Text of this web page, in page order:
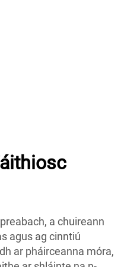
a chuireann
agus ag cinntiú
ar pháirceanna móra,